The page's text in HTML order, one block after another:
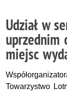
Udział w
uprzednim
miejsc
Towarzystwo